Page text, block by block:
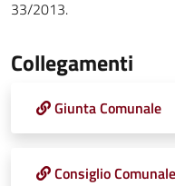
33/2013.
Collegamenti
Giunta Comunale
Consiglio Comunale